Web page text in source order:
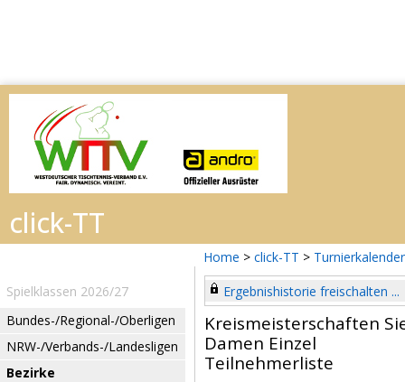
Home > click-TT > Turnierkalender
Spielklassen 2026/27
Bundes-/Regional-/Oberligen
NRW-/Verbands-/Landesligen
Bezirke
Ergebnishistorie freischalten ...
Kreismeisterschaften
Damen Einzel
Teilnehmerliste